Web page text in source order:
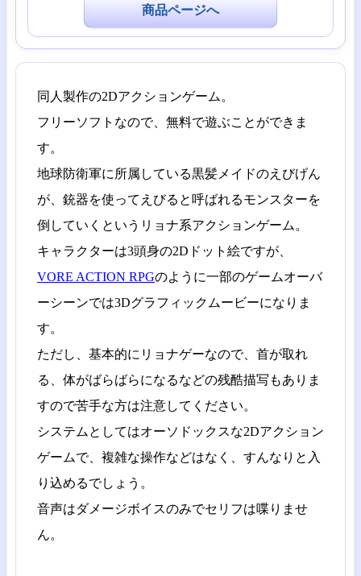
商品ページへ
同人製作の2Dアクションゲーム。
フリーソフトなので、無料で遊ぶことができま
す。
地球防衛軍に所属している黒髪メイドのえびげん
が、銃器を使ってえびると呼ばれるモンスターを
倒していくというリョナ系アクションゲーム。
キャラクターは3頭身の2Dドット絵ですが、
VORE ACTION RPGのように一部のゲームオーバ
ーシーンでは3Dグラフィックムービーになりま
す。
ただし、基本的にリョナゲーなので、首が取れ
る、体がばらばらになるなどの残酷描写もありま
すので苦手な方は注意してください。
システムとしてはオーソドックスな2Dアクション
ゲームで、複雑な操作などはなく、すんなりと入
り込めるでしょう。
音声はダメージボイスのみでセリフは喋りませ
ん。